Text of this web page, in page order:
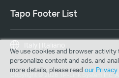
Tapo Footer List
Copyright © 2026 TP-Link System Inc.
Italy | Italiano
We use cookies and browser
personalize content and ads, and
more details, please read our Privacy